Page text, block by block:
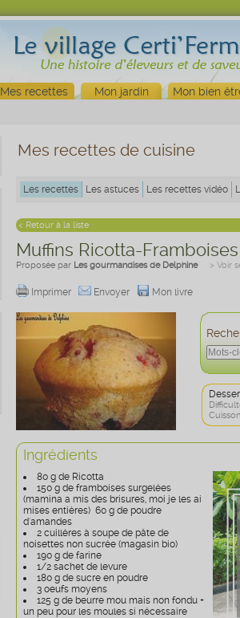
Mes recettes Mon jardin Mon bien
Mes recettes de cuisine
Les recettes Les astuces Les recettes vidéo
< Retour à la liste
Muffins Ricotta-Framboises
Proposée par Les gourmandises de Delphine > Voir
Imprimer Envoyer Mon livre
Ingrédients
80 g de Ricotta
150 g de framboises surgelées
(mamina a mis des brisures, moi je les ai
mises entières) 60 g de poudre
d'amandes
2 cuillères à soupe de pâte de
noisettes non sucrée (magasin bio)
190 g de farine
1/2 sachet de levure
180 g de sucre en poudre
3 oeufs moyens
125 g de beurre mou mais non fondu +
un peu pour les moules si nécessaire